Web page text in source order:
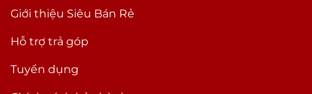
Giới thiệu Siêu Bán Rẻ
Hỗ trợ trả góp
Tuyển dụng